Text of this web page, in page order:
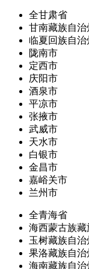
全甘肃省
甘南藏族自治
临夏回族自治
陇南市
定西市
庆阳市
酒泉市
平凉市
张掖市
武威市
天水市
白银市
金昌市
嘉峪关市
兰州市
全青海省
海西蒙古族藏
玉树藏族自治
果洛藏族自治
海南藏族自治